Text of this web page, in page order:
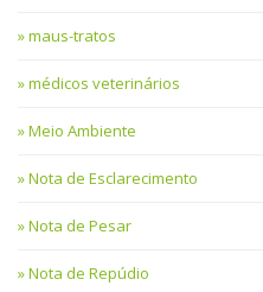
maus-tratos
médicos veterinários
Meio Ambiente
Nota de Esclarecimento
Nota de Pesar
Nota de Repúdio